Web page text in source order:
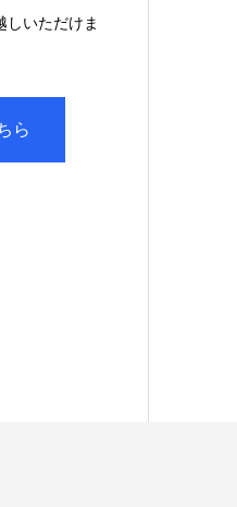
しいただけま
ら